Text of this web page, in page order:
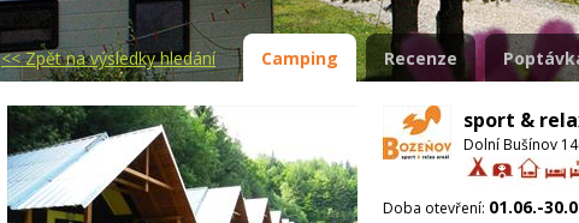
<<Zpět na výsledky hledání Camping Recenze
sport &
Dolní Bušínov
Doba otevření: 01.06.-